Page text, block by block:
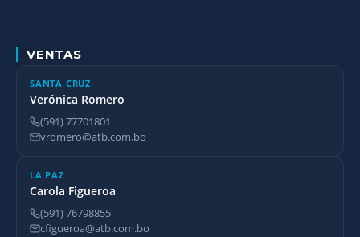
VENTAS
SANTA CRUZ
Verónica Romero
(591) 77701801
vromero@atb.com.bo
LA PAZ
Carola Figueroa
(591) 76798855
cfigueroa@atb.com.bo